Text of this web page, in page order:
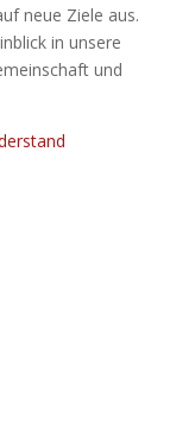
neue Ziele aus.
in unsere
und